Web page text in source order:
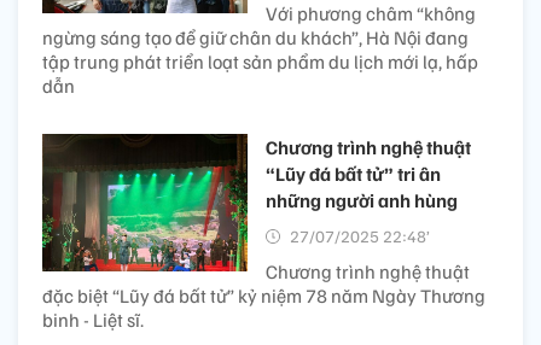
Với phương châm “không
ngừng sáng tạo để giữ chân du khách”, Hà Nội đang
tập trung phát triển loạt sản phẩm du lịch mới lạ, hấp
dẫn
Chương trình nghệ thuật
“Lũy đá bất tử” tri ân
những người anh hùng
27/07/2025 22:48’
Chương trình nghệ thuật
đặc biệt “Lũy đá bất tử” kỷ niệm 78 năm Ngày Thương
binh - Liệt sĩ.